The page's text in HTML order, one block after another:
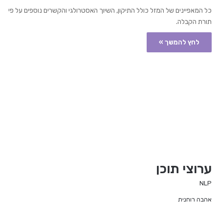
כל המאפיינים של המזל כולל התיקון, השיוך האסטרולגי והקשרים נוספים על פי
תורת הקבלה.
לחץ להמשך »
ערוצי תוכן
NLP
אהבה רוחנית